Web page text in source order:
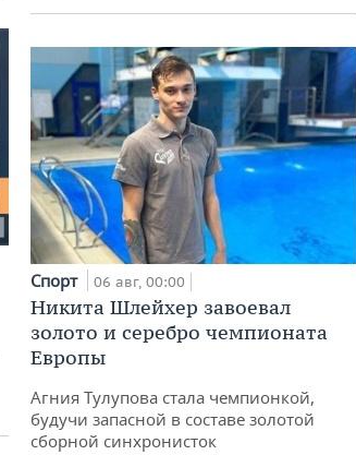
Спорт 06 авг, 00:00
Никита Шлейхер завоевал
золото и серебро чемпионата
Европы
Агния Тулупова стала чемпионкой,
будучи запасной в составе золотой
сборной синхронисток